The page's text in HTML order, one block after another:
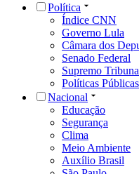
Política
Índice CNN
Governo Lula
Câmara dos
Senado Federal
Supremo
Políticas Públicas
Nacional
Educação
Segurança
Clima
Meio Ambiente
Auxílio Brasil